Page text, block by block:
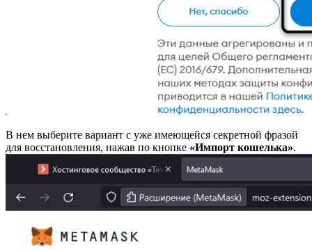
В нем выберите вариант с уже имеющейся секретной фразой
для восстановления, нажав по кнопке «Импорт кошелька».